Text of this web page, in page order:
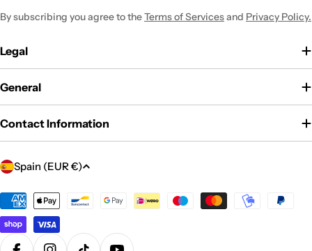
By subscribing you agree to theTerms of Servicesand Privacy Policy.
Legal
General
Contact Information
C
u
n
t
Spain (EUR €)
Payment
methods